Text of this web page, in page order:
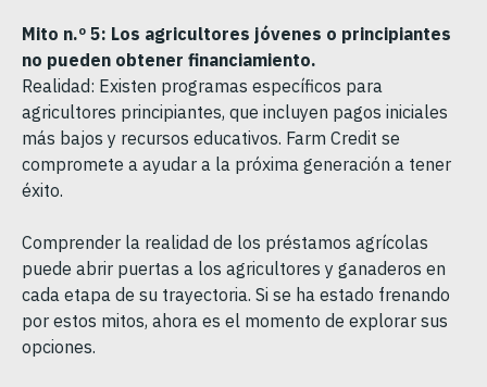
Mito n.º 5: Los agricultores jóvenes o principiantes
no pueden obtener financiamiento.
Realidad: Existen programas específicos para
agricultores principiantes, que incluyen pagos iniciales
más bajos y recursos educativos. Farm Credit se
compromete a ayudar a la próxima generación a tener
éxito.
Comprender la realidad de los préstamos agrícolas
puede abrir puertas a los agricultores y ganaderos en
cada etapa de su trayectoria. Si se ha estado frenando
por estos mitos, ahora es el momento de explorar sus
opciones.